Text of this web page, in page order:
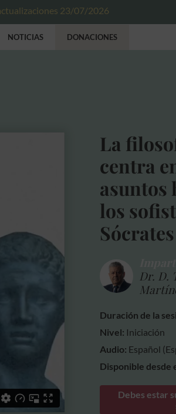
23/07/2026
NOTICIAS DONACIONES
La
centra
asuntos
los
Sócrates
Dr. D.
Duración de la
Nivel: Iniciación
Audio: Español
Disponible desde
Debes estar